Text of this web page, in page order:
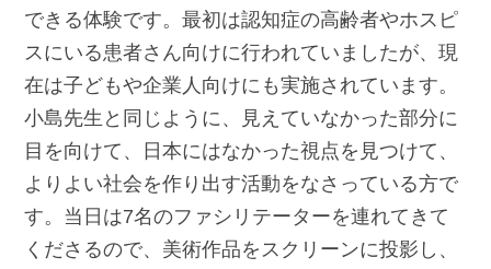
できる体験です。最初は認知症の高齢者やホスピ
スにいる患者さん向けに行われていましたが、現
在は子どもや企業人向けにも実施されています。
小島先生と同じように、見えていなかった部分に
目を向けて、日本にはなかった視点を見つけて、
よりよい社会を作り出す活動をなさっている方で
す。当日は7名のファシリテーターを連れてきて
くださるので、美術作品をスクリーンに投影し、